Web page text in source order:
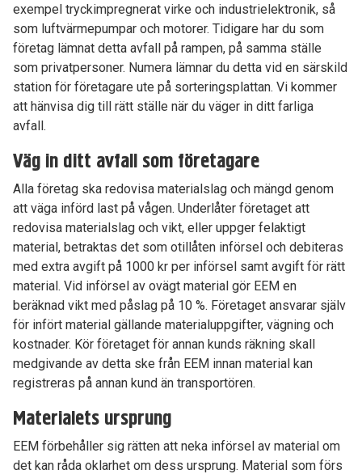
exempel tryckimpregnerat virke och industrielektronik, så
som luftvärmepumpar och motorer. Tidigare har du som
företag lämnat detta avfall på rampen, på samma ställe
som privatpersoner. Numera lämnar du detta vid en särskild
station för företagare ute på sorteringsplattan. Vi kommer
att hänvisa dig till rätt ställe när du väger in ditt farliga
avfall.
Väg in ditt avfall som företagare
Alla företag ska redovisa materialslag och mängd genom
att väga införd last på vågen. Underlåter företaget att
redovisa materialslag och vikt, eller uppger felaktigt
material, betraktas det som otillåten införsel och debiteras
med extra avgift på 1000 kr per införsel samt avgift för rätt
material. Vid införsel av ovägt material gör EEM en
beräknad vikt med påslag på 10 %. Företaget ansvarar själv
för infört material gällande materialuppgifter, vägning och
kostnader. Kör företaget för annan kunds räkning skall
medgivande av detta ske från EEM innan material kan
registreras på annan kund än transportören.
Materialets ursprung
EEM förbehåller sig rätten att neka införsel av material om
det kan råda oklarhet om dess ursprung. Material som förs